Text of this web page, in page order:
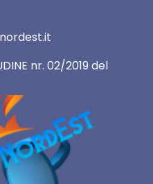
nr. 02/2019 del